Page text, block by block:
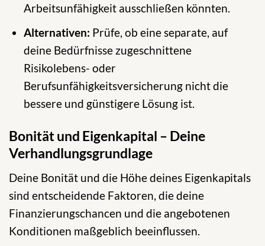
Arbeitsunfähigkeit ausschließen könnten.
Alternativen: Prüfe, ob eine separate, auf
deine Bedürfnisse zugeschnittene
Risikolebens- oder
Berufsunfähigkeitsversicherung nicht die
bessere und günstigere Lösung ist.
Bonität und Eigenkapital – Deine
Verhandlungsgrundlage
Deine Bonität und die Höhe deines Eigenkapitals
sind entscheidende Faktoren, die deine
Finanzierungschancen und die angebotenen
Konditionen maßgeblich beeinflussen.